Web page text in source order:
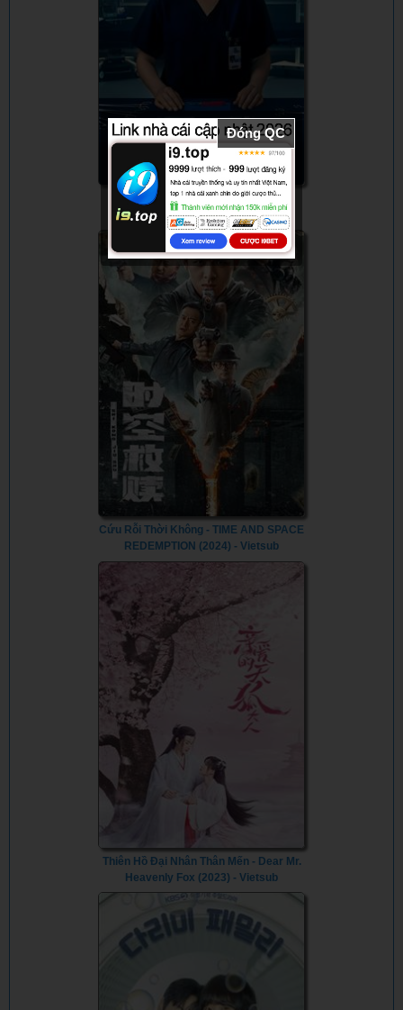
Bác Sĩ Thiên Tài (Phần 7) - The Good
Doctor (Season 7) (2024) - Vietsub
Cứu Rỗi Thời Không - TIME AND SPACE
REDEMPTION (2024) - Vietsub
Thiên Hồ Đại Nhân Thân Mến - Dear Mr.
Heavenly Fox (2023) - Vietsub
Đóng QC